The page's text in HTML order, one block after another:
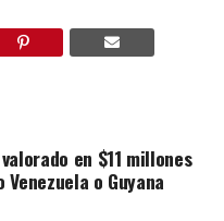
en $11 millones
o Guyana